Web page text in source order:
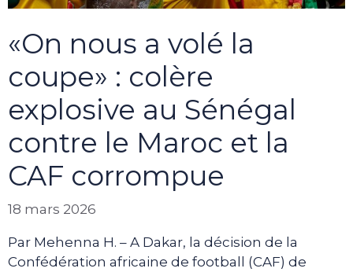
«On nous a volé la
coupe» : colère
explosive au Sénégal
contre le Maroc et la
CAF corrompue
18 mars 2026
Par Mehenna H. – A Dakar, la décision de la
Confédération africaine de football (CAF) de